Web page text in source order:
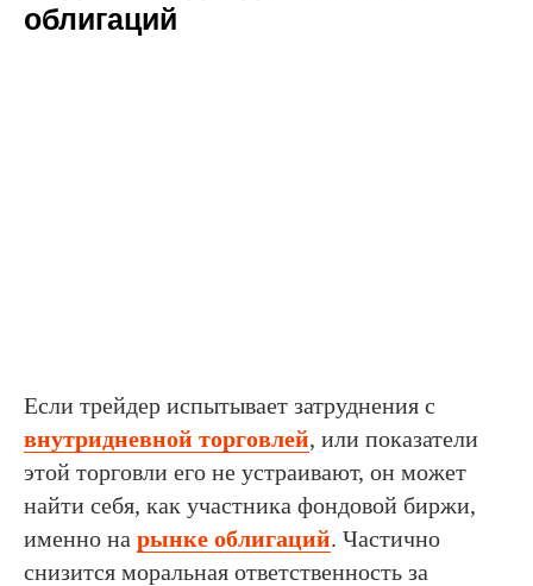
облигаций
Если трейдер испытывает затруднения с
внутридневной торговлей, или показатели
этой торговли его не устраивают, он может
найти себя, как участника фондовой биржи,
именно на рынке облигаций. Частично
снизится моральная ответственность за